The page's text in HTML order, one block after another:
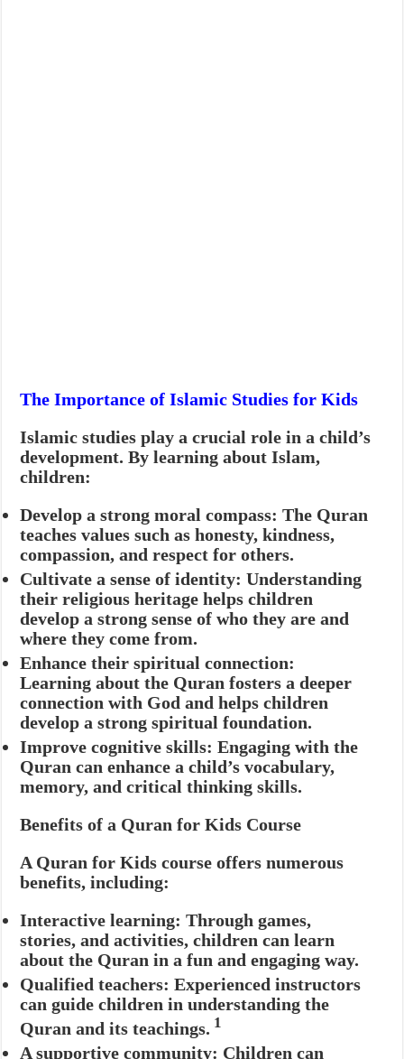
The Importance of Islamic Studies for Kids
Islamic studies play a crucial role in a child’s
development. By learning about Islam,
children:
Develop a strong moral compass: The Quran
teaches values such as honesty, kindness,
compassion, and respect for others.
Cultivate a sense of identity: Understanding
their religious heritage helps children
develop a strong sense of who they are and
where they come from.
Enhance their spiritual connection:
Learning about the Quran fosters a deeper
connection with God and helps children
develop a strong spiritual foundation.
Improve cognitive skills: Engaging with the
Quran can enhance a child’s vocabulary,
memory, and critical thinking skills.
Benefits of a Quran for Kids Course
A Quran for Kids course offers numerous
benefits, including:
Interactive learning: Through games,
stories, and activities, children can learn
about the Quran in a fun and engaging way.
Qualified teachers: Experienced instructors
can guide children in understanding the
Quran and its teachings. 1
A supportive community: Children can